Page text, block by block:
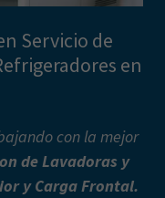
Servicio de
en
con la mejor
de Lavadoras y
y Carga Frontal.